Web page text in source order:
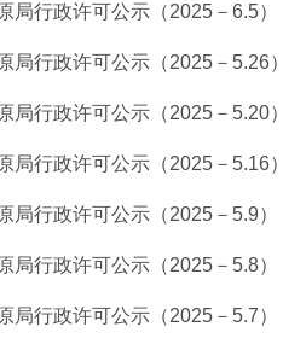
局行政许可公示（2025－6.5）
局行政许可公示（2025－5.26）
局行政许可公示（2025－5.20）
局行政许可公示（2025－5.16）
局行政许可公示（2025－5.9）
局行政许可公示（2025－5.8）
局行政许可公示（2025－5.7）